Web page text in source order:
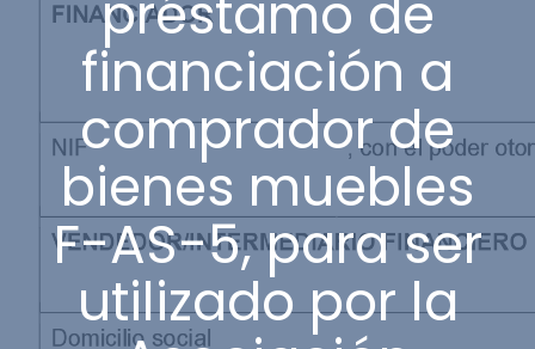
préstamo de
financiación a
comprador de
bienes muebles
F-AS-5, para ser
utilizado por la